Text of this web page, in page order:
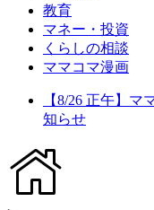
教育
マネー・投資
くらしの相談
ママコマ漫画
【8/26 正午】マ
知らせ